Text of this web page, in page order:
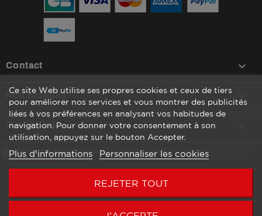
Contact keyboard_arrow_down
Nos produits 
Plan du site
Marchand approuvé par la Société des Avis Garantis,
Ce site Web utilise ses propres cookies et ceux de tiers
pour améliorer nos services et vous montrer des publicités
liées à vos préférences en analysant vos habitudes de
navigation. Pour donner votre consentement à son
utilisation, appuyez sur le bouton Accepter.
Plus d'informations Personnaliser les cookies
REJETER TOUT